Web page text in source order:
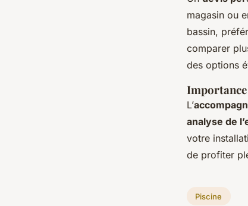
magasin ou
bassin,
comparer
des options
Importance
L’
analyse de
votre
de profiter
Piscine